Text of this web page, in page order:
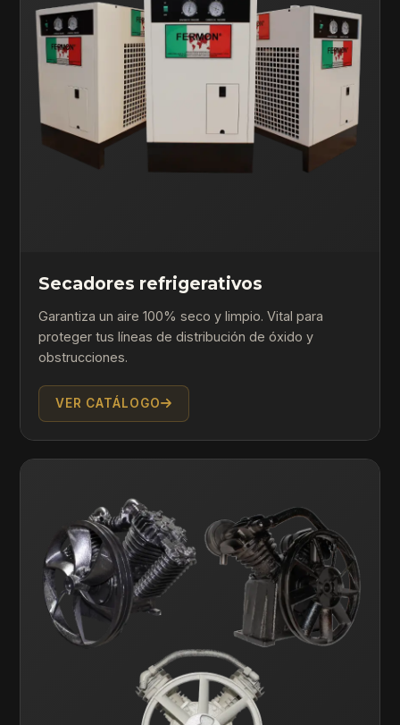
Secadores refrigerativos
Garantiza un aire 100% seco y limpio. Vital para
proteger tus líneas de distribución de óxido y
obstrucciones.
VER CATÁLOGO